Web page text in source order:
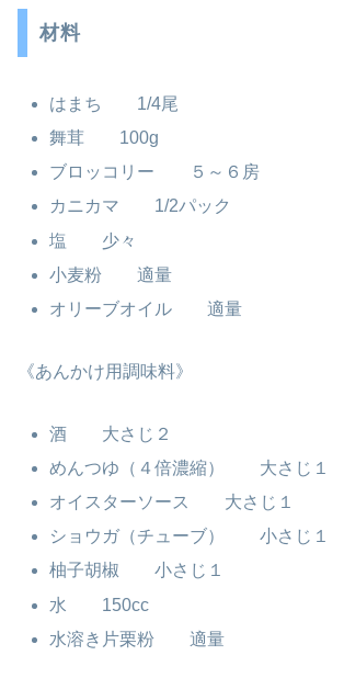
材料
はまち 1/4尾
舞茸 100g
ブロッコリー ５～６房
カニカマ 1/2パック
塩 少々
小麦粉 適量
オリーブオイル 適量
《あんかけ用調味料》
酒 大さじ２
めんつゆ（４倍濃縮） 大さじ１
オイスターソース 大さじ１
ショウガ（チューブ） 小さじ１
柚子胡椒 小さじ１
水 150cc
水溶き片栗粉 適量